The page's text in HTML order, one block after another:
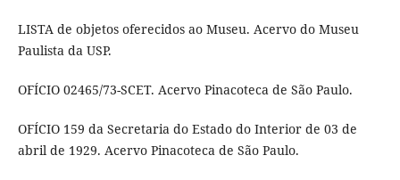
LISTA de objetos oferecidos ao Museu. Acervo do Museu
Paulista da USP.
OFÍCIO 02465/73-SCET. Acervo Pinacoteca de São Paulo.
OFÍCIO 159 da Secretaria do Estado do Interior de 03 de
abril de 1929. Acervo Pinacoteca de São Paulo.